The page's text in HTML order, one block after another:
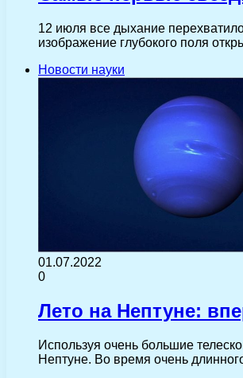
12 июля все дыхание
изображение глубокого поля
Новости науки
01.07.2022
0
Лето на Нептуне:
Используя очень большие
Нептуне. Во время очень